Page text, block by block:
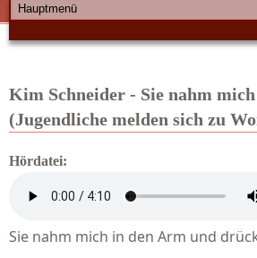
HAUPTMENÜ
Kim Schneider - Sie nahm
(Jugendliche melden sich zu
Hördatei:
Sie nahm mich in den Arm und